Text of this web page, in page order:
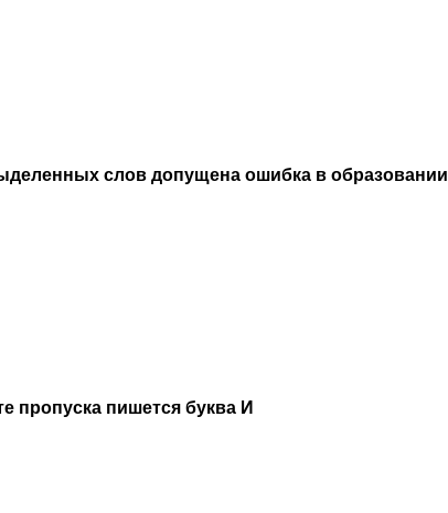
слов допущена ошибка в образовании
пропуска пишется буква И